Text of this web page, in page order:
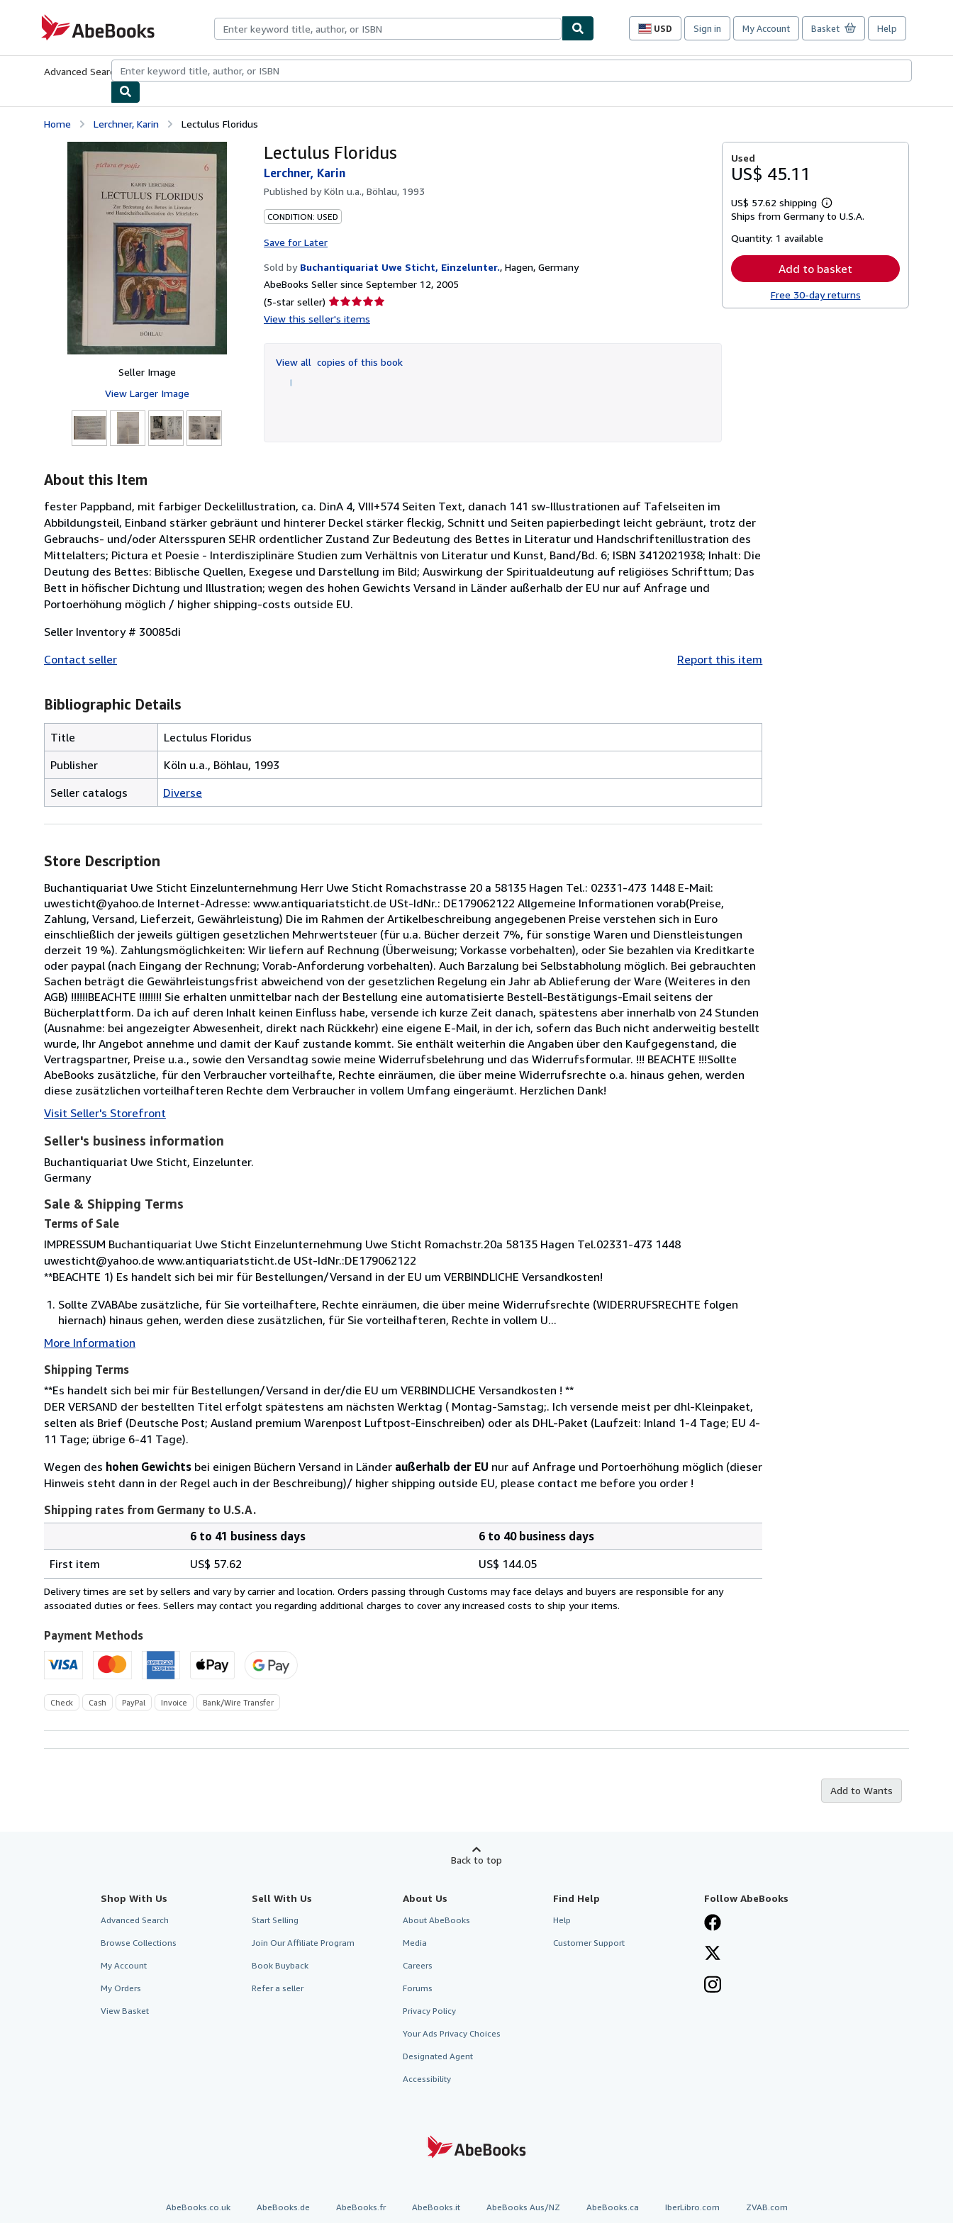
AbeBooks.com
USD
Site
preferences
Sign in My Account Basket Help
Advanced Search Browse CollectionsRare BooksArt & Collectibles
Home Lerchner, Karin Lectulus Floridus
Seller Image
View Larger Image
Lectulus Floridus
Lerchner, Karin
Published byKöln u.a., Böhlau, 1993
CONDITION: USED
Save for Later
Sold by Buchantiquariat Uwe Sticht, Einzelunter., Hagen, Germany
AbeBooks Seller since September 12, 2005
(5-star seller) Seller
rating
of
5
View this seller's items
View all copies of this book
Used
US$ 45.11
US$ 57.62 shipping
Learn
more
Ships from Germany to U.S.A.
Quantity: 1 available
Add to basket
Free 30-day returns
About this Item
fester Pappband, mit farbiger Deckelillustration, ca. DinA 4, VIII+574 Seiten Text, danach 141 sw-Illustrationen auf Tafelseiten im
Abbildungsteil, Einband stärker gebräunt und hinterer Deckel stärker fleckig, Schnitt und Seiten papierbedingt leicht gebräunt, trotz der
Gebrauchs- und/oder Altersspuren SEHR ordentlicher Zustand Zur Bedeutung des Bettes in Literatur und Handschriftenillustration des
Mittelalters; Pictura et Poesie - Interdisziplinäre Studien zum Verhältnis von Literatur und Kunst, Band/Bd. 6; ISBN 3412021938; Inhalt: Die
Deutung des Bettes: Biblische Quellen, Exegese und Darstellung im Bild; Auswirkung der Spiritualdeutung auf religiöses Schrifttum; Das
Bett in höfischer Dichtung und Illustration; wegen des hohen Gewichts Versand in Länder außerhalb der EU nur auf Anfrage und
Portoerhöhung möglich / higher shipping-costs outside EU.
Seller Inventory # 30085di
Contact seller
Report this item
Bibliographic Details
Title
Lectulus Floridus
Publisher
Köln u.a., Böhlau, 1993
Seller catalogs
Diverse
Store Description
Buchantiquariat Uwe Sticht Einzelunternehmung Herr Uwe Sticht Romachstrasse 20 a 58135 Hagen Tel.: 02331-473 1448 E-Mail:
uwesticht@yahoo.de Internet-Adresse: www.antiquariatsticht.de USt-IdNr.: DE179062122 Allgemeine Informationen vorab(Preise,
Zahlung, Versand, Lieferzeit, Gewährleistung) Die im Rahmen der Artikelbeschreibung angegebenen Preise verstehen sich in Euro
einschließlich der jeweils gültigen gesetzlichen Mehrwertsteuer (für u.a. Bücher derzeit 7%, für sonstige Waren und Dienstleistungen
derzeit 19 %). Zahlungsmöglichkeiten: Wir liefern auf Rechnung (Überweisung; Vorkasse vorbehalten), oder Sie bezahlen via Kreditkarte
oder paypal (nach Eingang der Rechnung; Vorab-Anforderung vorbehalten). Auch Barzalung bei Selbstabholung möglich. Bei gebrauchten
Sachen beträgt die Gewährleistungsfrist abweichend von der gesetzlichen Regelung ein Jahr ab Ablieferung der Ware (Weiteres in den
AGB) !!!!!!BEACHTE !!!!!!!! Sie erhalten unmittelbar nach der Bestellung eine automatisierte Bestell-Bestätigungs-Email seitens der
Bücherplattform. Da ich auf deren Inhalt keinen Einfluss habe, versende ich kurze Zeit danach, spätestens aber innerhalb von 24 Stunden
(Ausnahme: bei angezeigter Abwesenheit, direkt nach Rückkehr) eine eigene E-Mail, in der ich, sofern das Buch nicht anderweitig bestellt
wurde, Ihr Angebot annehme und damit der Kauf zustande kommt. Sie enthält weiterhin die Angaben über den Kaufgegenstand, die
Vertragspartner, Preise u.a., sowie den Versandtag sowie meine Widerrufsbelehrung und das Widerrufsformular. !!! BEACHTE !!!Sollte
AbeBooks zusätzliche, für den Verbraucher vorteilhafte, Rechte einräumen, die über meine Widerrufsrechte o.a. hinaus gehen, werden
diese zusätzlichen vorteilhafteren Rechte dem Verbraucher in vollem Umfang eingeräumt. Herzlichen Dank!
Visit Seller's Storefront
Seller's business information
Buchantiquariat Uwe Sticht, Einzelunter.
Germany
Sale & Shipping Terms
Terms of Sale
IMPRESSUM Buchantiquariat Uwe Sticht Einzelunternehmung Uwe Sticht Romachstr.20a 58135 Hagen Tel.02331-473 1448
uwesticht@yahoo.de www.antiquariatsticht.de USt-IdNr.:DE179062122
**BEACHTE 1) Es handelt sich bei mir für Bestellungen/Versand in der EU um VERBINDLICHE Versandkosten!
Sollte ZVABAbe zusätzliche, für Sie vorteilhaftere, Rechte einräumen, die über meine Widerrufsrechte (WIDERRUFSRECHTE folgen
hiernach) hinaus gehen, werden diese zusätzlichen, für Sie vorteilhafteren, Rechte in vollem U...
More Information
Shipping Terms
**Es handelt sich bei mir für Bestellungen/Versand in der/die EU um VERBINDLICHE Versandkosten ! **
DER VERSAND der bestellten Titel erfolgt spätestens am nächsten Werktag ( Montag-Samstag;. Ich versende meist per dhl-Kleinpaket,
selten als Brief (Deutsche Post; Ausland premium Warenpost Luftpost-Einschreiben) oder als DHL-Paket (Laufzeit: Inland 1-4 Tage; EU 4-
11 Tage; übrige 6-41 Tage).
Wegen des hohen Gewichts bei einigen Büchern Versand in Länder außerhalb der EU nur auf Anfrage und Portoerhöhung möglich (dieser
Hinweis steht dann in der Regel auch in der Beschreibung)/ higher shipping outside EU, please contact me before you order !
Shipping rates from Germany to U.S.A.
rates
from
Germany
U.S.A.
6 to 41 business days
6 to 40 business days
First item
US$ 57.62 US$ 144.05
Delivery times are set by sellers and vary by carrier and location. Orders passing through Customs may face delays and buyers are responsible for any
associated duties or fees. Sellers may contact you regarding additional charges to cover any increased costs to ship your items.
Payment Methods
Check Cash PayPal Invoice Bank/Wire Transfer
Add to Wants
Back to top
Shop With Us
Advanced Search
Browse Collections
My Account
My Orders
View Basket
Sell With Us
Start Selling
Join Our Affiliate Program
Book Buyback
Refer a seller
About Us
About AbeBooks
Media
Careers
Forums
Privacy Policy
Your Ads Privacy Choices
Designated Agent
Accessibility
Find Help
Help
Customer Support
Follow AbeBooks
AbeBooks.co.uk AbeBooks.de AbeBooks.fr AbeBooks.it AbeBooks Aus/NZ AbeBooks.ca IberLibro.com ZVAB.com